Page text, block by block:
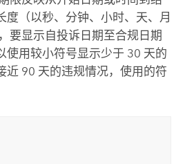
度（以秒、分钟、小时、天、月
要显示自投诉日期至合规日期
使用较小符号显示少于 30 天的
近 90 天的违规情况，使用的符